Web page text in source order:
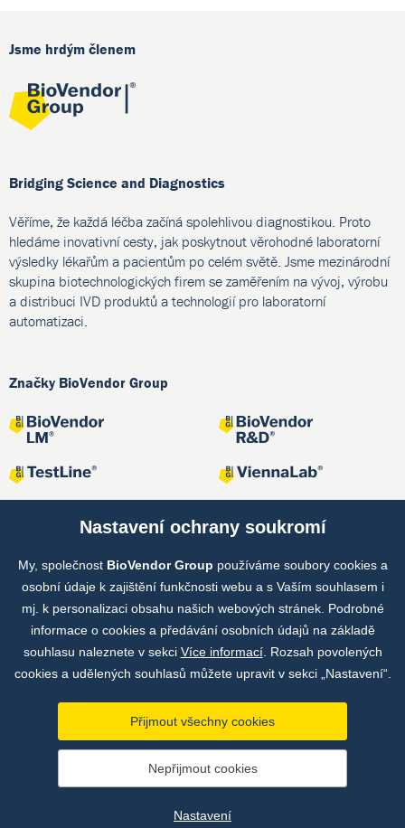
Jsme hrdým členem
Bridging Science and Diagnostics
Věříme, že každá léčba začíná spolehlivou diagnostikou. Proto
hledáme inovativní cesty, jak poskytnout věrohodné laboratorní
výsledky lékařům a pacientům po celém světě. Jsme mezinárodní
skupina biotechnologických firem se zaměřením na vývoj, výrobu
a distribuci IVD produktů a technologií pro laboratorní
automatizaci.
Značky BioVendor Group
Společné projekty
Copyright © by BioVendor Group 2026
Údaje o provozovateli webu
Nastavení ochrany soukromí
My, společnost BioVendor Group používáme soubory cookies a
osobní údaje k zajištění funkčnosti webu a s Vaším souhlasem i
mj. k personalizaci obsahu našich webových stránek. Podrobné
informace o cookies a předávání osobních údajů na základě
souhlasu naleznete v sekci Více informací. Rozsah povolených
cookies a udělených souhlasů můžete upravit v sekci „Nastavení“.
Přijmout všechny cookies
Nepřijmout cookies
Nastavení